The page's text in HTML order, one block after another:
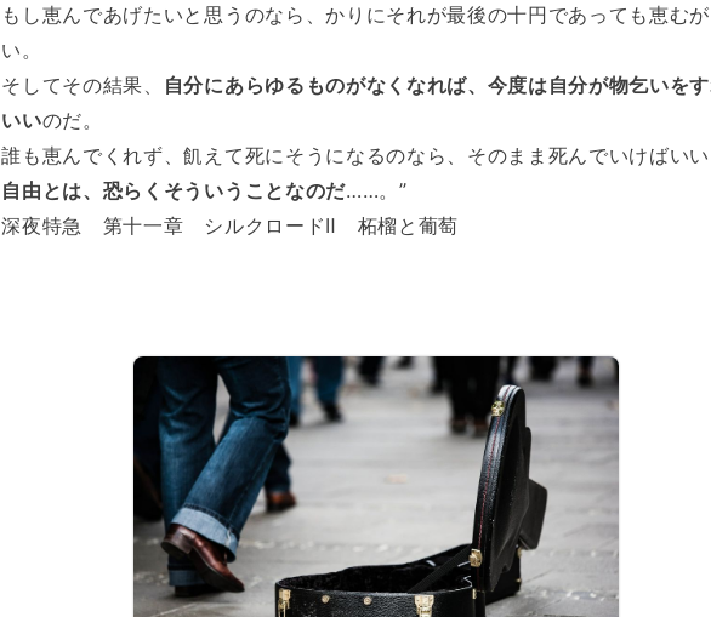
もし恵んであげたいと思うのなら、かりにそれが最後の十円であっても恵む
い。
そしてその結果、
自分にあらゆるものがなくなれば、今度は自分が物乞いを
いいのだ。
誰も恵んでくれず、飢えて死にそうになるのなら、そのまま死んでいけばい
自由とは、恐らくそういうことなのだ……。”
深夜特急 第十一章 シルクロードⅡ 柘榴と葡萄